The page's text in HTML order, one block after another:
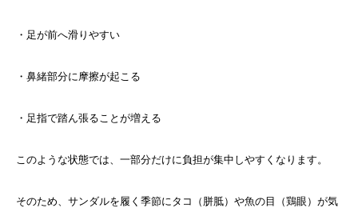
・足が前へ滑りやすい
・鼻緒部分に摩擦が起こる
・足指で踏ん張ることが増える
このような状態では、一部分だけに負担が集中しやすくなります。
そのため、サンダルを履く季節にタコ（胼胝）や魚の目（鶏眼）が気